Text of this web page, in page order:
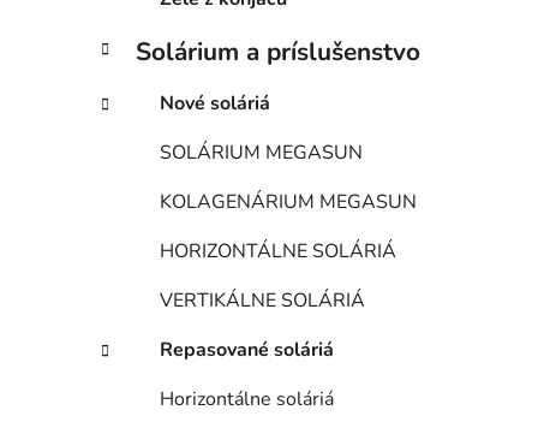
Solárium a príslušenstvo
Nové soláriá
SOLÁRIUM MEGASUN
KOLAGENÁRIUM MEGASUN
HORIZONTÁLNE SOLÁRIÁ
VERTIKÁLNE SOLÁRIÁ
Repasované soláriá
Horizontálne soláriá